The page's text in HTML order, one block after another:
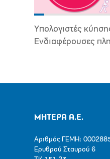
Υπολογιστές
Ενδιαφέρουσες
ΜΗΤΕΡΑ Α.Ε.
Αριθμός ΓΕΜΗ:
Ερυθρού Σταυρού 6